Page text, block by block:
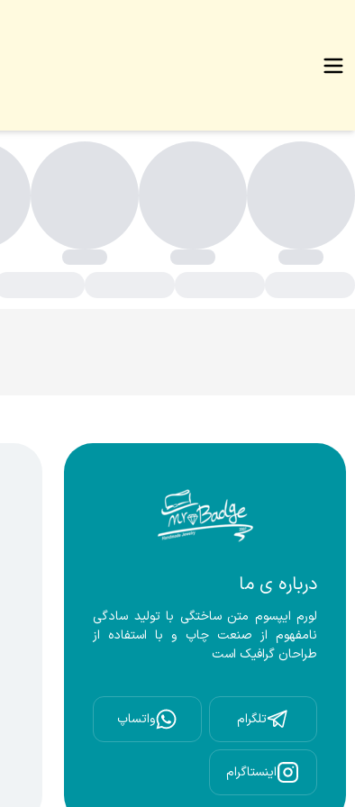
درباره ی ما
نامفهوم از صنعت چاپ و با استفاده از
طراحان گرافیک است
تلگرام واتساپ
اینستاگرام